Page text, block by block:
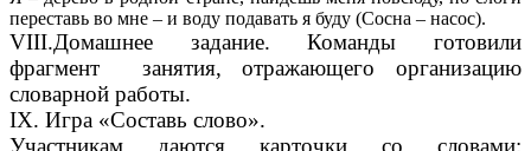
переставь во мне – и воду подавать я буду (Сосна – насос).
VIII.Домашнее задание. Команды готовили
фрагмент занятия, отражающего организацию
словарной работы.
IX. Игра «Составь слово».
Участникам даются карточки со словами: